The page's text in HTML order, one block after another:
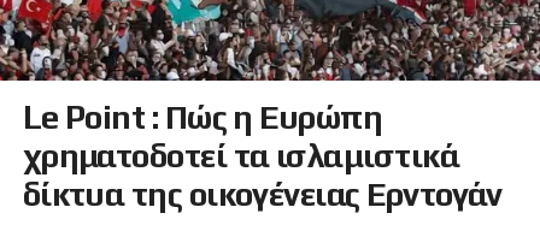
Le Point : Πώς η Ευρώπη
χρηματοδοτεί τα ισλαμιστικά
δίκτυα της οικογένειας Ερντογάν